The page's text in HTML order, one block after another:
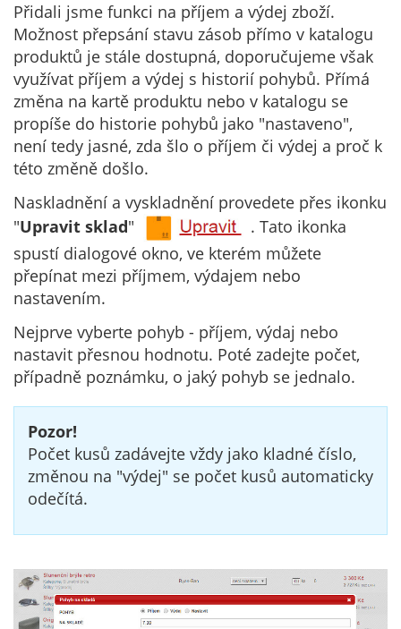
Přidali jsme funkci na příjem a výdej zboží.
Možnost přepsání stavu zásob přímo v katalogu
produktů je stále dostupná, doporučujeme však
využívat příjem a výdej s historií pohybů. Přímá
změna na kartě produktu nebo v katalogu se
propíše do historie pohybů jako "nastaveno",
není tedy jasné, zda šlo o příjem či výdej a proč k
této změně došlo.
Naskladnění a vyskladnění provedete přes ikonku
"Upravit sklad"
. Tato ikonka
spustí dialogové okno, ve kterém můžete
přepínat mezi příjmem, výdajem nebo
nastavením.
Nejprve vyberte pohyb - příjem, výdaj nebo
nastavit přesnou hodnotu. Poté zadejte počet,
případně poznámku, o jaký pohyb se jednalo.
Pozor!
Počet kusů zadávejte vždy jako kladné číslo,
změnou na "výdej" se počet kusů automaticky
odečítá.